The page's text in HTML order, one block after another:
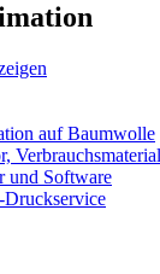
auf Baumwolle
und Software